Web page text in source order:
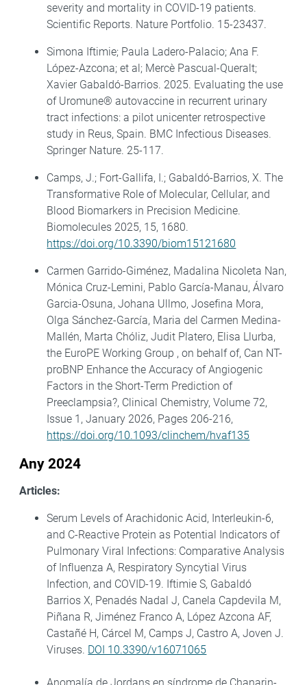
severity and mortality in COVID-19 patients.
Scientific Reports. Nature Portfolio. 15-23437.
Simona Iftimie; Paula Ladero-Palacio; Ana F.
López-Azcona; et al; Mercè Pascual-Queralt;
Xavier Gabaldó-Barrios. 2025. Evaluating the use
of Uromune® autovaccine in recurrent urinary
tract infections: a pilot unicenter retrospective
study in Reus, Spain. BMC Infectious Diseases.
Springer Nature. 25-117.
Camps, J.; Fort-Gallifa, I.; Gabaldó-Barrios, X. The
Transformative Role of Molecular, Cellular, and
Blood Biomarkers in Precision Medicine.
Biomolecules 2025, 15, 1680.
https://doi.org/10.3390/biom15121680
Carmen Garrido-Giménez, Madalina Nicoleta Nan,
Mónica Cruz-Lemini, Pablo García-Manau, Álvaro
Garcia-Osuna, Johana Ullmo, Josefina Mora,
Olga Sánchez-García, Maria del Carmen Medina-
Mallén, Marta Chóliz, Judit Platero, Elisa Llurba,
the EuroPE Working Group , on behalf of, Can NT-
proBNP Enhance the Accuracy of Angiogenic
Factors in the Short-Term Prediction of
Preeclampsia?, Clinical Chemistry, Volume 72,
Issue 1, January 2026, Pages 206-216,
https://doi.org/10.1093/clinchem/hvaf135
Any 2024
Articles:
Serum Levels of Arachidonic Acid, Interleukin-6,
and C-Reactive Protein as Potential Indicators of
Pulmonary Viral Infections: Comparative Analysis
of Influenza A, Respiratory Syncytial Virus
Infection, and COVID-19. Iftimie S, Gabaldó
Barrios X, Penadés Nadal J, Canela Capdevila M,
Piñana R, Jiménez Franco A, López Azcona AF,
Castañé H, Cárcel M, Camps J, Castro A, Joven J.
Viruses. DOI 10.3390/v16071065
Anomalía de Jordans en síndrome de Chanarin-